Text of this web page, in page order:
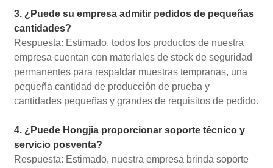
3. ¿Puede su empresa admitir pedidos de pequeñas
cantidades?
Respuesta: Estimado, todos los productos de nuestra
empresa cuentan con materiales de stock de seguridad
permanentes para respaldar muestras tempranas, una
pequeña cantidad de producción de prueba y
cantidades pequeñas y grandes de requisitos de pedido.
4. ¿Puede Hongjia proporcionar soporte técnico y
servicio posventa?
Respuesta: Estimado, nuestra empresa brinda soporte